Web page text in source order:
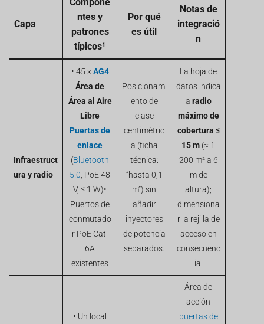
Capa
Compone
ntes y
patrones
típicos¹
Por qué
es útil
Notas de
integració
n
Infraestruct
ura y radio
• 45 ×AG4
Área de
Área al Aire
Libre
Puertas de
enlace
(Bluetooth
5.0, PoE 48
V, ≤ 1 W)•
Puertos de
conmutado
r PoE Cat-
6A
existentes
Posicionami
ento de
clase
centimétric
a (ficha
técnica:
“hasta 0,1
m”) sin
añadir
inyectores
de potencia
separados.
La hoja de
datos indica
a radio
máximo de
cobertura ≤
15 m (≈ 1
200 m² a 6
m de
altura);
dimensiona
r la rejilla de
acceso en
consecuenc
ia.
• Un local
Área de
acción
puertas de